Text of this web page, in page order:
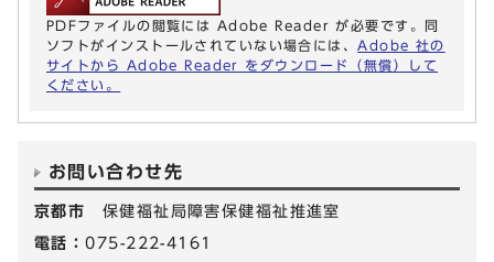
PDFファイルの閲覧には Adobe Reader が必要です。同
ソフトがインストールされていない場合には、 Adobe 社の
サイトから Adobe Reader をダウンロード（無償）して
ください。
お問い合わせ先
京都市 保健福祉局障害保健福祉推進室
電話：075-222-4161